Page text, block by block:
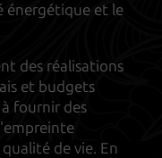
énergétique et le
des réalisations
et budgets
fournir des
de vie. En